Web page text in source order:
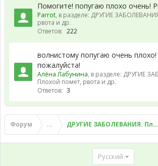
Помогите! попугаю плохо очень!
Parrot, в разделе: ДРУГИЕ
рвота и др.
Ответов: 222
волнистому попугаю очень
пожалуйста!
Алёна Лабунина, в разделе: ДРУГИЕ
Плохой помет, рвота и др.
Ответов: 3
Форум ... ДРУГИЕ ЗАБОЛЕВАНИЯ.
Русский